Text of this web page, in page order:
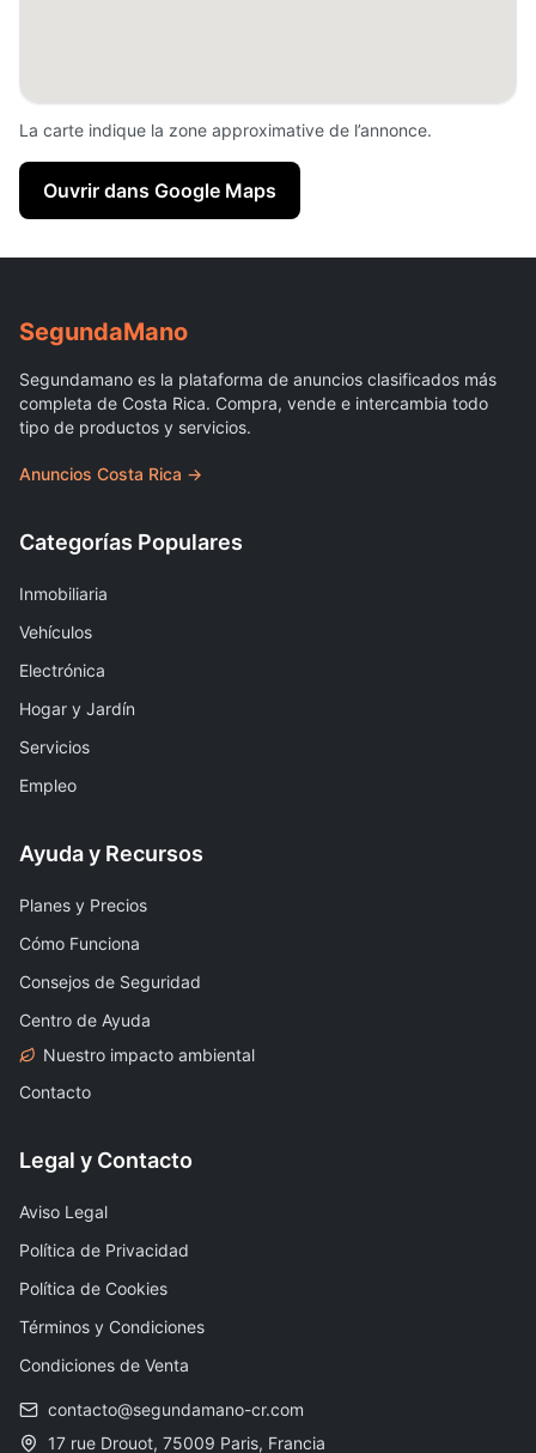
La carte indique la zone approximative de l’annonce.
Ouvrir dans Google Maps
SegundaMano
Segundamano es la plataforma de anuncios clasificados más
completa de Costa Rica. Compra, vende e intercambia todo
tipo de productos y servicios.
Anuncios Costa Rica →
Categorías Populares
Inmobiliaria
Vehículos
Electrónica
Hogar y Jardín
Servicios
Empleo
Ayuda y Recursos
Planes y Precios
Cómo Funciona
Consejos de Seguridad
Centro de Ayuda
Nuestro impacto ambiental
Contacto
Legal y Contacto
Aviso Legal
Política de Privacidad
Política de Cookies
Términos y Condiciones
Condiciones de Venta
contacto@segundamano-cr.com
17 rue Drouot, 75009 Paris, Francia